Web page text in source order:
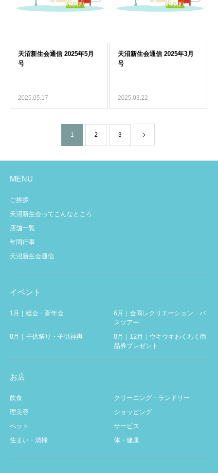
2025.05.17 2025.03.22
1 2 3
MENU
ご挨拶
天沼新生会ってこんなところ
店舗一覧
年間行事
天沼新生会通信
イベント
1月｜総会・新年会
6月｜合同レクリエーション バ
スツアー
8月｜子供祭り・子供神輿
8月｜12月｜ウキウキわくわく商
品券プレゼント
お店
飲食
クリーニング・ランドリー
理美容
ショッピング
ペット
サービス
住まい・清掃
体・健康